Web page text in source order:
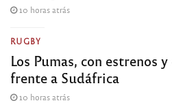
10 horas atrás
RUGBY
Los Pumas, con estrenos
frente a Sudáfrica
10 horas atrás